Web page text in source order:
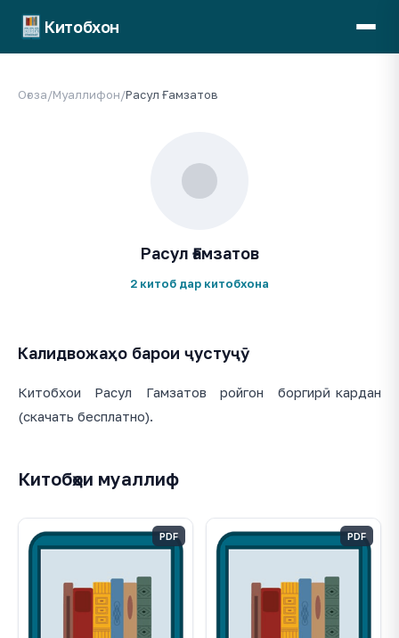
Китобхон
Оғоза/Муаллифон/Расул Ғамзатов
Расул Ғамзатов
2 китоб дар китобхона
Калидвожаҳо барои ҷустуҷӯ
Китобхои Расул Гамзатов ройгон боргирӣ кардан
(скачать бесплатно).
Китобҳои муаллиф
PDF PDF